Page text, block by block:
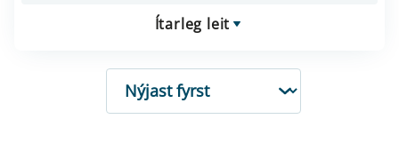
Ítarleg leit
RÖÐUN